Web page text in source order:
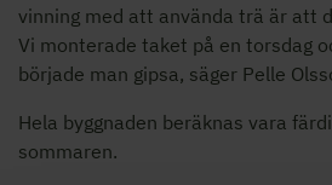
vinning med att använda trä är att
Vi monterade taket på en torsdag
började man gipsa, säger Pelle
Hela byggnaden beräknas vara
sommaren.